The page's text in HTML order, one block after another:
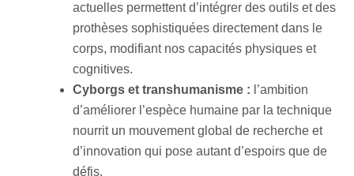
actuelles permettent d’intégrer des outils et des
prothèses sophistiquées directement dans le
corps, modifiant nos capacités physiques et
cognitives.
Cyborgs et transhumanisme : l’ambition
d’améliorer l’espèce humaine par la technique
nourrit un mouvement global de recherche et
d’innovation qui pose autant d’espoirs que de
défis.